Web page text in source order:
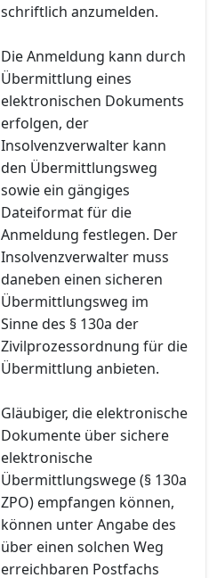
schriftlich anzumelden.
Die Anmeldung kann durch
Übermittlung eines
elektronischen Dokuments
erfolgen, der
Insolvenzverwalter kann
den Übermittlungsweg
sowie ein gängiges
Dateiformat für die
Anmeldung festlegen. Der
Insolvenzverwalter muss
daneben einen sicheren
Übermittlungsweg im
Sinne des § 130a der
Zivilprozessordnung für die
Übermittlung anbieten.
Gläubiger, die elektronische
Dokumente über sichere
elektronische
Übermittlungswege (§ 130a
ZPO) empfangen können,
können unter Angabe des
über einen solchen Weg
erreichbaren Postfachs